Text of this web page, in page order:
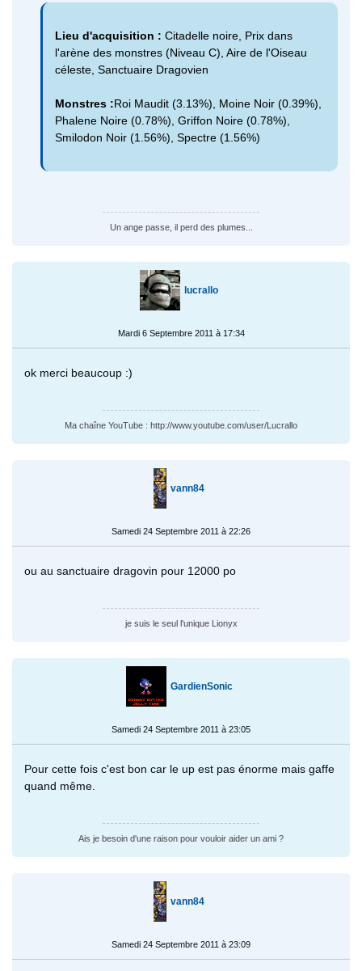
Lieu d'acquisition : Citadelle noire, Prix dans
l'arène des monstres (Niveau C), Aire de l'Oiseau
céleste, Sanctuaire Dragovien
Monstres :Roi Maudit (3.13%), Moine Noir (0.39%),
Phalene Noire (0.78%), Griffon Noire (0.78%),
Smilodon Noir (1.56%), Spectre (1.56%)
Un ange passe, il perd des plumes...
lucrallo
Mardi 6 Septembre 2011 à 17:34
ok merci beaucoup :)
Ma chaîne YouTube : http://www.youtube.com/user/Lucrallo
vann84
Samedi 24 Septembre 2011 à 22:26
ou au sanctuaire dragovin pour 12000 po
je suis le seul l'unique Lionyx
GardienSonic
Samedi 24 Septembre 2011 à 23:05
Pour cette fois c'est bon car le up est pas énorme mais gaffe
quand même.
Ais je besoin d'une raison pour vouloir aider un ami ?
vann84
Samedi 24 Septembre 2011 à 23:09